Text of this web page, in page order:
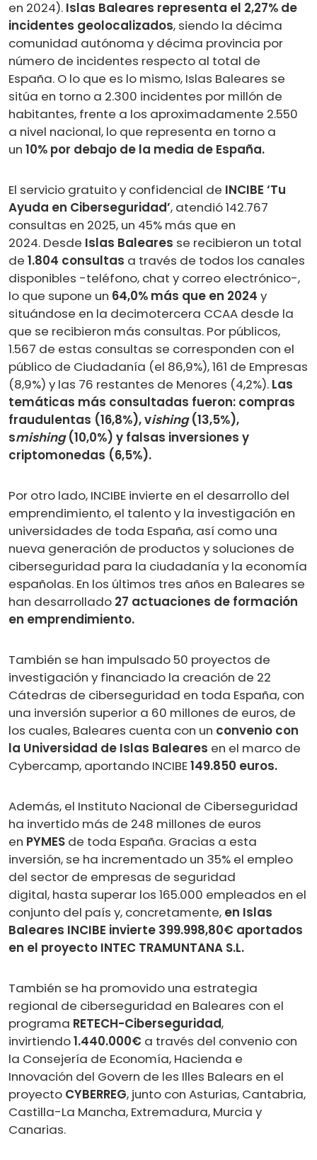
en 2024). Islas Baleares representa el 2,27% de
incidentes geolocalizados, siendo la décima
comunidad autónoma y décima provincia por
número de incidentes respecto al total de
España. O lo que es lo mismo, Islas Baleares se
sitúa en torno a 2.300 incidentes por millón de
habitantes, frente a los aproximadamente 2.550
a nivel nacional, lo que representa en torno a
un 10% por debajo de la media de España.
El servicio gratuito y confidencial de INCIBE ‘Tu
Ayuda en Ciberseguridad’, atendió 142.767
consultas en 2025, un 45% más que en
2024. Desde Islas Baleares se recibieron un total
de 1.804 consultas a través de todos los canales
disponibles -teléfono, chat y correo electrónico-,
lo que supone un 64,0% más que en 2024 y
situándose en la decimotercera CCAA desde la
que se recibieron más consultas. Por públicos,
1.567 de estas consultas se corresponden con el
público de Ciudadanía (el 86,9%), 161 de Empresas
(8,9%) y las 76 restantes de Menores (4,2%). Las
temáticas más consultadas fueron: compras
fraudulentas (16,8%), vishing(13,5%),
smishing(10,0%) y falsas inversiones y
criptomonedas (6,5%).
Por otro lado, INCIBE invierte en el desarrollo del
emprendimiento, el talento y la investigación en
universidades de toda España, así como una
nueva generación de productos y soluciones de
ciberseguridad para la ciudadanía y la economía
españolas. En los últimos tres años en Baleares se
han desarrollado 27 actuaciones de formación
en emprendimiento.
También se han impulsado 50 proyectos de
investigación y financiado la creación de 22
Cátedras de ciberseguridad en toda España, con
una inversión superior a 60 millones de euros, de
los cuales, Baleares cuenta con un convenio con
la Universidad de Islas Baleares en el marco de
Cybercamp, aportando INCIBE149.850 euros.
Además, el Instituto Nacional de Ciberseguridad
ha invertido más de 248 millones de euros
en PYMES de toda España. Gracias a esta
inversión, se ha incrementado un 35% el empleo
del sector de empresas de seguridad
digital, hasta superar los 165.000 empleados en el
conjunto del país y, concretamente, en Islas
Baleares INCIBE invierte 399.998,80€ aportados
en el proyecto INTEC TRAMUNTANA S.L.
También se ha promovido una estrategia
regional de ciberseguridad en Baleares con el
programa RETECH-Ciberseguridad,
invirtiendo1.440.000€ a través del convenio con
la Consejería de Economía, Hacienda e
Innovación del Govern de les Illes Balears en el
proyecto CYBERREG, junto con Asturias, Cantabria,
Castilla-La Mancha, Extremadura, Murcia y
Canarias.